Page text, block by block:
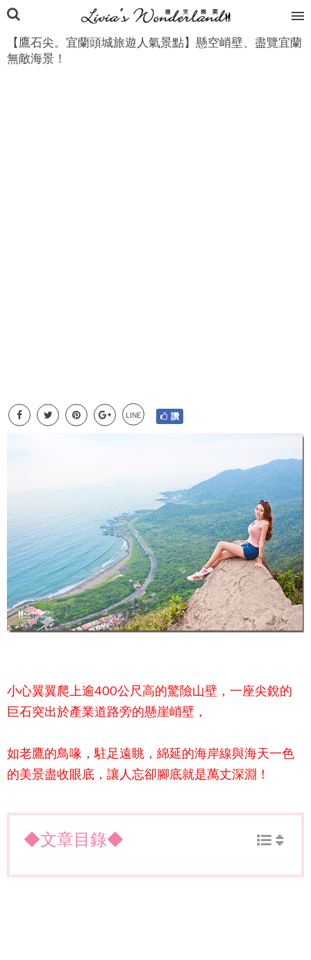
【鷹石尖。宜蘭頭城旅遊人氣景點】懸空峭壁、盡覽宜蘭
無敵海景！
LINE 讚
小心翼翼爬上逾400公尺高的驚險山壁，一座尖銳的
巨石突出於產業道路旁的懸崖峭壁，
如老鷹的鳥喙，駐足遠眺，綿延的海岸線與海天一色
的美景盡收眼底，讓人忘卻腳底就是萬丈深淵！
◆文章目錄◆